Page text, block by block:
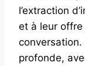
l’extraction
et à leur
conversation.
profonde,